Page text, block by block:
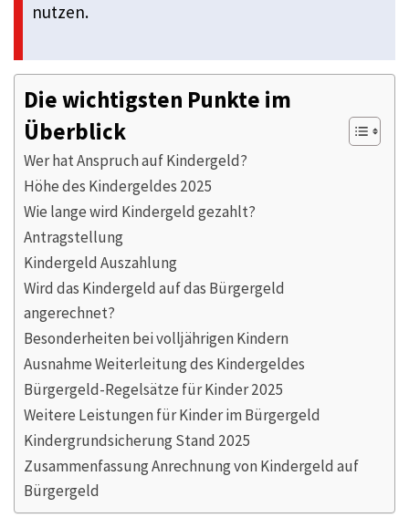
nutzen.
Die wichtigsten Punkte im
Überblick
Wer hat Anspruch auf Kindergeld?
Höhe des Kindergeldes 2025
Wie lange wird Kindergeld gezahlt?
Antragstellung
Kindergeld Auszahlung
Wird das Kindergeld auf das Bürgergeld
angerechnet?
Besonderheiten bei volljährigen Kindern
Ausnahme Weiterleitung des Kindergeldes
Bürgergeld-Regelsätze für Kinder 2025
Weitere Leistungen für Kinder im Bürgergeld
Kindergrundsicherung Stand 2025
Zusammenfassung Anrechnung von Kindergeld auf
Bürgergeld